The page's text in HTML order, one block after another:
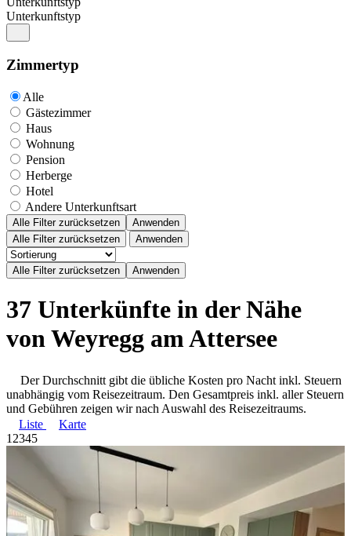
Unterkunftstyp
Zimmertyp
Alle
Gästezimmer
Haus
Wohnung
Pension
Herberge
Hotel
Andere Unterkunftsart
Alle Filter zurücksetzen
Anwenden
Alle Filter zurücksetzen
Anwenden
37 Unterkünfte in der Nähe
von Weyregg am Attersee
Der Durchschnitt gibt die übliche Kosten pro Nacht inkl. Steuern
unabhängig vom Reisezeitraum. Den Gesamtpreis inkl. aller Steuern
und Gebühren zeigen wir nach Auswahl des Reisezeitraums.
Liste
Karte
1 2345